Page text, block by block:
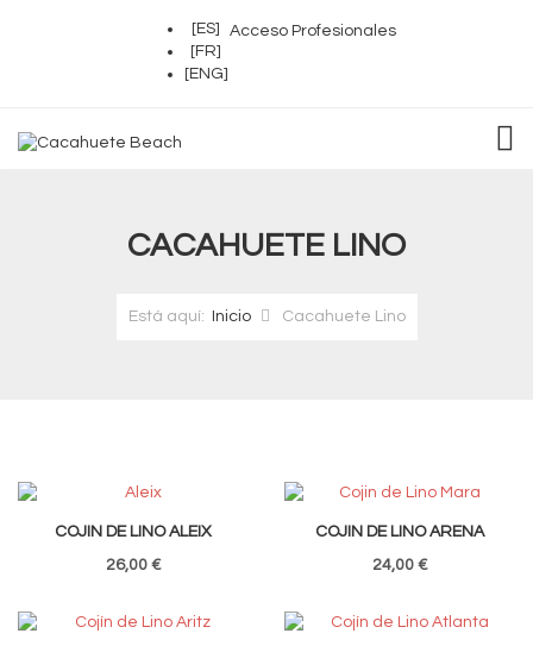
[ES]
[FR]
[ENG]
Acceso Profesionales
CACAHUETE LINO
Está aquí: Inicio Cacahuete Lino
COJIN DE LINO ALEIX
26,00 €
COJIN DE LINO ARENA
24,00 €